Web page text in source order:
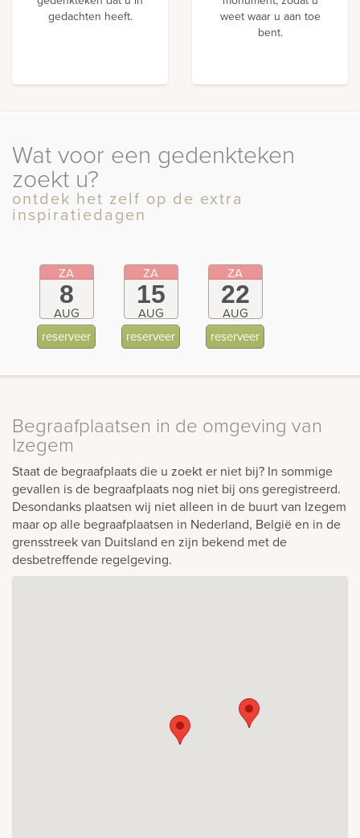
gedachten heeft.
weet waar u aan toe
bent.
Wat voor een gedenkteken
zoekt u?
ontdek het zelf op de extra
inspiratiedagen
ZA
8
AUG
reserveer
ZA
15
AUG
reserveer
ZA
22
AUG
reserveer
Begraafplaatsen in de omgeving van
Izegem
Staat de begraafplaats die u zoekt er niet bij? In sommige
gevallen is de begraafplaats nog niet bij ons geregistreerd.
Desondanks plaatsen wij niet alleen in de buurt van Izegem
maar op alle begraafplaatsen in Nederland, België en in de
grensstreek van Duitsland en zijn bekend met de
desbetreffende regelgeving.